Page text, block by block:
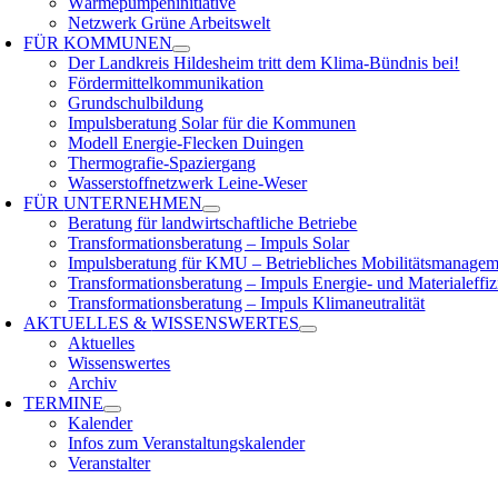
Netzwerk Grüne Arbeitswelt
FÜRKOMMUNEN
Der Landkreis Hildesheim tritt dem Klima-Bündnis bei!
Fördermittelkommunikation
Grundschulbildung
Impulsberatung Solar für die Kommunen
Modell Energie-Flecken Duingen
Thermografie-Spaziergang
Wasserstoffnetzwerk Leine-Weser
FÜRUNTERNEHMEN
Beratung für landwirtschaftliche Betriebe
Transformationsberatung – Impuls Solar
Impulsberatung für KMU – Betriebliches
Transformationsberatung – Impuls Energie- und
Transformationsberatung – Impuls Klimaneutralität
AKTUELLES &WISSENSWERTES
Aktuelles
Wissenswertes
Archiv
TERMINE
Kalender
Infos zum Veranstaltungskalender
Veranstalter